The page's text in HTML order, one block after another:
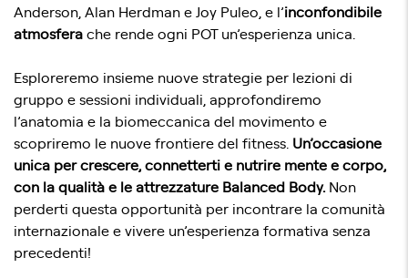
Anderson, Alan Herdman e Joy Puleo, e l’inconfondibile
atmosfera che rende ogni POT un’esperienza unica.
Esploreremo insieme nuove strategie per lezioni di
gruppo e sessioni individuali, approfondiremo
l’anatomia e la biomeccanica del movimento e
scopriremo le nuove frontiere del fitness. Un’occasione
unica per crescere, connetterti e nutrire mente e corpo,
con la qualità e le attrezzature Balanced Body.Non
perderti questa opportunità per incontrare la comunità
internazionale e vivere un’esperienza formativa senza
precedenti!